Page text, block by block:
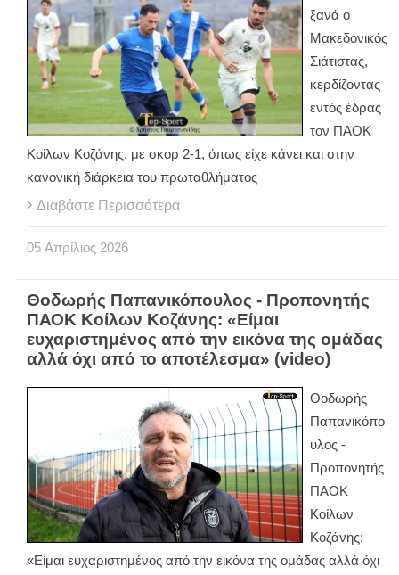
ξανά ο
Μακεδονικός
Σιάτιστας,
κερδίζοντας
εντός έδρας
τον ΠΑΟΚ
Κοίλων Κοζάνης, με σκορ 2-1, όπως είχε κάνει και στην
κανονική διάρκεια του πρωταθλήματος
Διαβάστε Περισσότερα
05 Απρίλιος 2026
Θοδωρής Παπανικόπουλος - Προπονητής
ΠΑΟΚ Κοίλων Κοζάνης: «Είμαι
ευχαριστημένος από την εικόνα της ομάδας
αλλά όχι από το αποτέλεσμα» (video)
Θοδωρής
Παπανικόπο
υλος -
Προπονητής
ΠΑΟΚ
Κοίλων
Κοζάνης:
«Είμαι ευχαριστημένος από την εικόνα της ομάδας αλλά όχι